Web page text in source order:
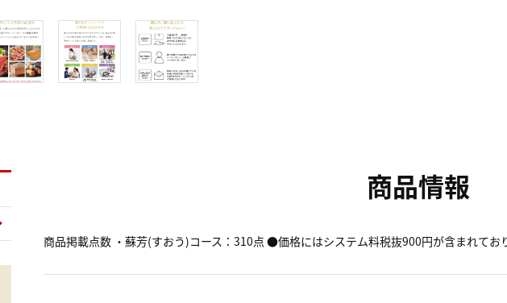
商品情報
商品掲載点数 ・蘇芳(すおう)コース：310点 ●価格にはシステム料税抜900円が含まれて